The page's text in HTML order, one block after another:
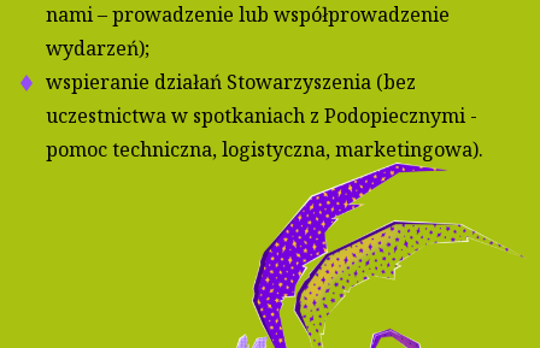
nami – prowadzenie lub współprowadzenie
wydarzeń);
wspieranie działań Stowarzyszenia (bez
uczestnictwa w spotkaniach z Podopiecznymi -
pomoc techniczna, logistyczna, marketingowa).